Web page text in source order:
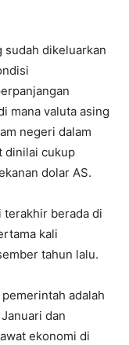
sudah dikeluarkan
mana valuta asing
negeri dalam
dinilai cukup
dolar AS.
terakhir berada di
kali
tahun lalu.
adalah
dan
ekonomi di